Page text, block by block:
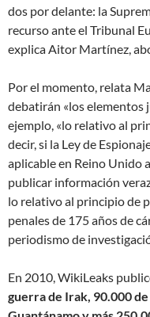
dos por delante: la
recurso ante el Tribunal
explica Aitor Martínez,
Por el momento, relata
debatirán «los elementos
ejemplo, «lo relativo al
decir, si la Ley de
aplicable en Reino Unido
publicar información
lo relativo al principio de
penales de 175 años de
periodismo de
En 2010, WikiLeaks
guerra de Irak, 90.000